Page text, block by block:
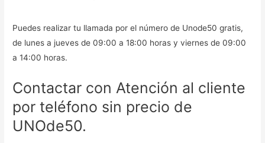
Puedes realizar tu llamada por el número de Unode50 gratis,
de lunes a jueves de 09:00 a 18:00 horas y viernes de 09:00
a 14:00 horas.
Contactar con Atención al cliente
por teléfono sin precio de
UNOde50.